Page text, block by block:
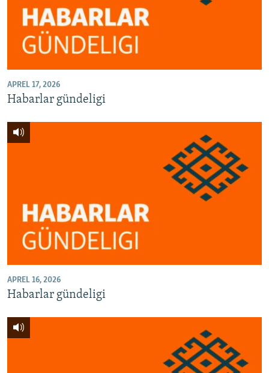
APREL 17, 2026
Habarlar gündeligi
APREL 16, 2026
Habarlar gündeligi